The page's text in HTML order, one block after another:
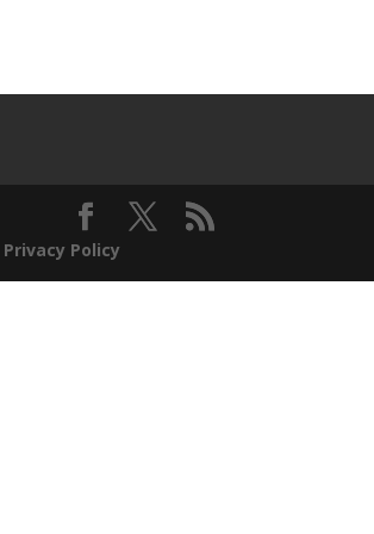
Privacy Policy